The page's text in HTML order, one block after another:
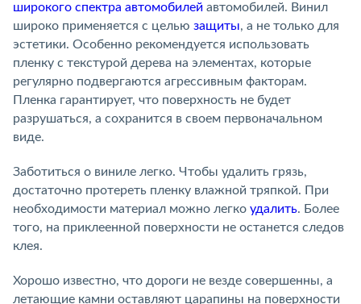
широкого спектра автомобилей автомобилей. Винил
широко применяется с целью защиты, а не только для
эстетики. Особенно рекомендуется использовать
пленку с текстурой дерева на элементах, которые
регулярно подвергаются агрессивным факторам.
Пленка гарантирует, что поверхность не будет
разрушаться, а сохранится в своем первоначальном
виде.
Заботиться о виниле легко. Чтобы удалить грязь,
достаточно протереть пленку влажной тряпкой. При
необходимости материал можно легко удалить. Более
того, на приклеенной поверхности не останется следов
клея.
Хорошо известно, что дороги не везде совершенны, а
летающие камни оставляют царапины на поверхности